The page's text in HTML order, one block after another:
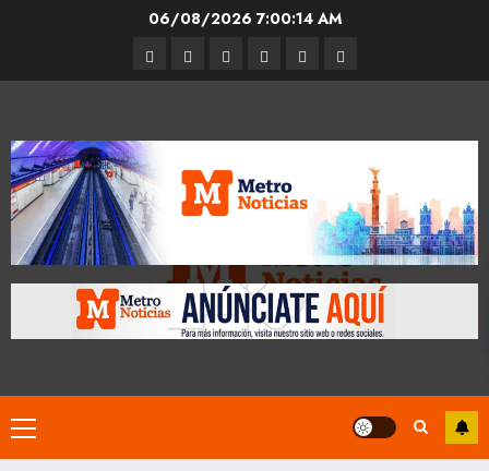
06/08/2026 7:00:15 AM
Entrevistas
Espectáculos
Movilidad
Metro
CDMX
CulturaOpinión
Primary
Menu